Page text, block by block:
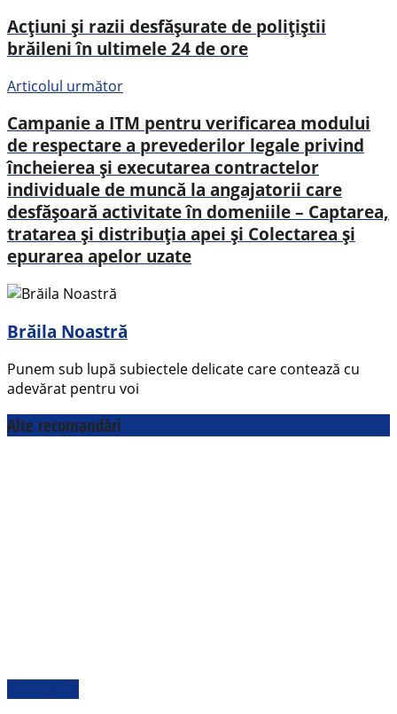
Acțiuni și razii desfășurate de polițiștii
brăileni în ultimele 24 de ore
Articolul următor
Campanie a ITM pentru verificarea modului
de respectare a prevederilor legale privind
încheierea și executarea contractelor
individuale de muncă la angajatorii care
desfășoară activitate în domeniile – Captarea,
tratarea și distribuția apei și Colectarea și
epurarea apelor uzate
Brăila Noastră
Punem sub lupă subiectele delicate care contează cu
adevărat pentru voi
Alte recomandări